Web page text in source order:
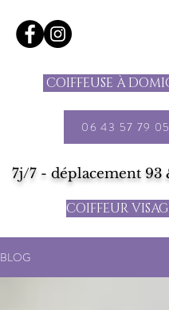
COIFFEUSE À
06 43 57 79 05
7j/7 - déplacement 93
COIFFEUR
BLOG